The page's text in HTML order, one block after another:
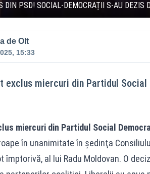
DIN PSD! SOCIAL-DEMOCRAȚII S-AU DEZIS
de Olt
15:33
exclus miercuri din Partidul Social
miercuri din Partidul Social
în unanimitate în şedinţa
al lui Radu Moldovan. O